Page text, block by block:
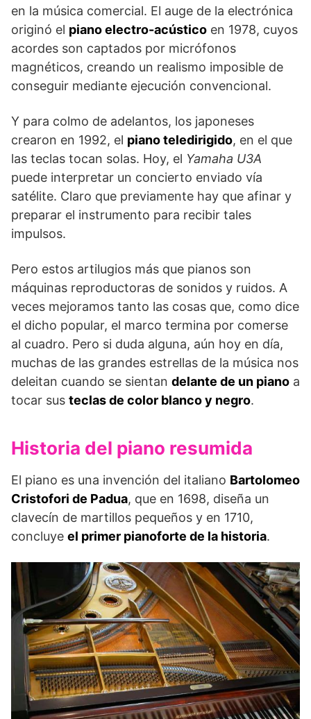
en la música comercial. El auge de la electrónica
originó el piano electro-acústico en 1978, cuyos
acordes son captados por micrófonos
magnéticos, creando un realismo imposible de
conseguir mediante ejecución convencional.
Y para colmo de adelantos, los japoneses
crearon en 1992, el piano teledirigido, en el que
las teclas tocan solas. Hoy, el Yamaha U3A
puede interpretar un concierto enviado vía
satélite. Claro que previamente hay que afinar y
preparar el instrumento para recibir tales
impulsos.
Pero estos artilugios más que pianos son
máquinas reproductoras de sonidos y ruidos. A
veces mejoramos tanto las cosas que, como dice
el dicho popular, el marco termina por comerse
al cuadro. Pero si duda alguna, aún hoy en día,
muchas de las grandes estrellas de la música nos
deleitan cuando se sientan delante de un piano a
tocar sus teclas de color blanco y negro.
Historia del piano resumida
El piano es una invención del italiano Bartolomeo
Cristofori de Padua, que en 1698, diseña un
clavecín de martillos pequeños y en 1710,
concluye el primer pianoforte de la historia.